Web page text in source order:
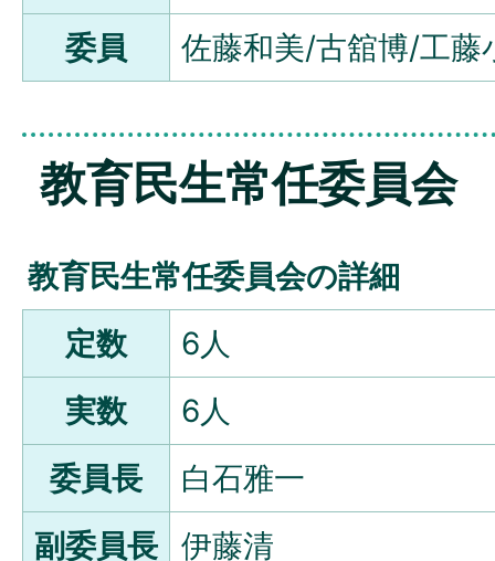
委員
佐藤和美/古舘博/工藤
教育民生常任委員会
教育民生常任委員会の詳細
定数
6人
実数
6人
委員長
白石雅一
副委員長
伊藤清